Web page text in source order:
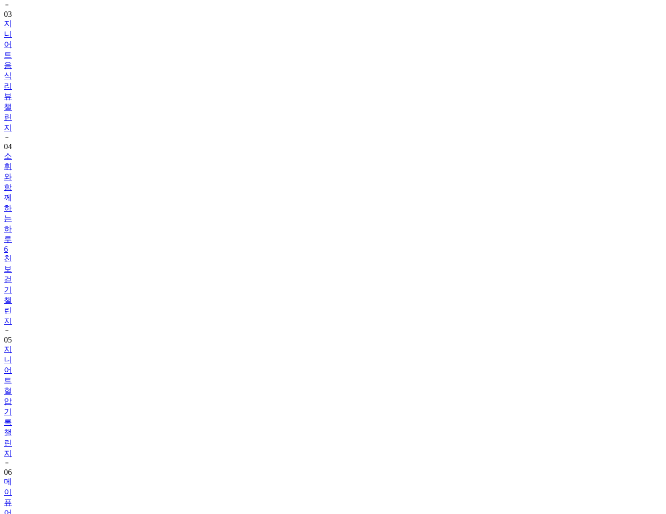
03
지
니
어
트
음
식
리
뷰
챌
린
지
04
소
휘
와
함
께
하
는
하
루
6
천
보
걷
기
챌
린
지
05
지
니
어
트
혈
압
기
록
챌
린
지
06
메
이
퓨